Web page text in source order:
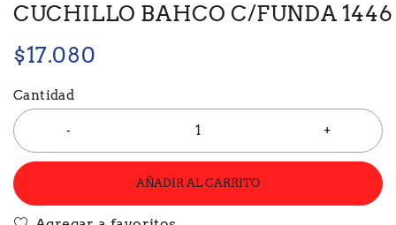
CUCHILLO BAHCO C/FUNDA 1446
$17.080
Cantidad
AÑADIR AL CARRITO